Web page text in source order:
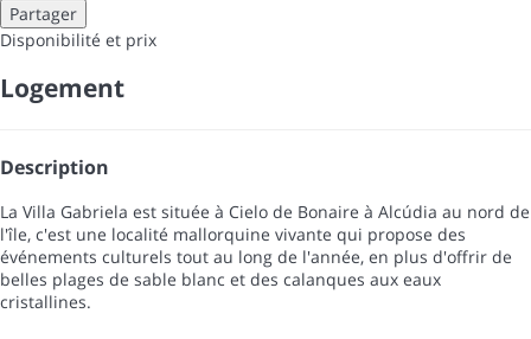
Partager
Disponibilité et prix
Logement
Description
La Villa Gabriela est située à Cielo de Bonaire à Alcúdia au nord de
l'île, c'est une localité mallorquine vivante qui propose des
événements culturels tout au long de l'année, en plus d'offrir de
belles plages de sable blanc et des calanques aux eaux
cristallines.